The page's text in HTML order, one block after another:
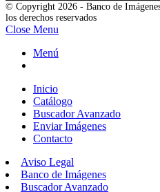
© Copyright 2026 - Banco de
los derechos reservados
Close Menu
Menú
Inicio
Catálogo
Buscador Avanzado
Enviar Imágenes
Contacto
Aviso Legal
Banco de Imágenes
Buscador Avanzado